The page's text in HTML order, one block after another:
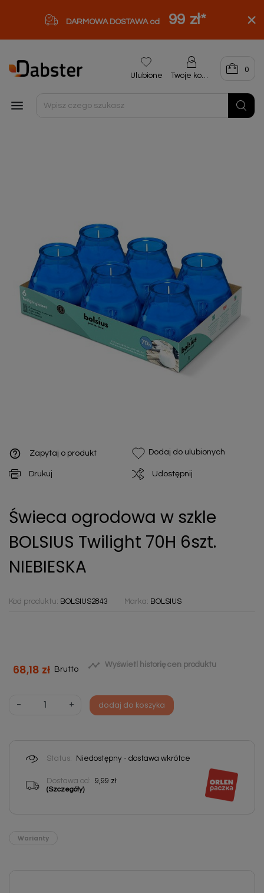
DARMOWA DOSTAWA od 99 zł*

Ulubione Twoje konto
0
help_outline Zapytaj o produkt Dodaj do ulubionych
Drukuj Udostępnij
Świeca ogrodowa w szkle
BOLSIUS Twilight 70H 6szt.
NIEBIESKA
Kod produktu: BOLSIUS2843 Marka: BOLSIUS
68,18 zł Brutto  Wyświetl historię cen produktu
- + dodaj do koszyka
Status: Niedostępny - dostawa wkrótce
Dostawa od: 9,99 zł
(Szczegóły)
Warianty